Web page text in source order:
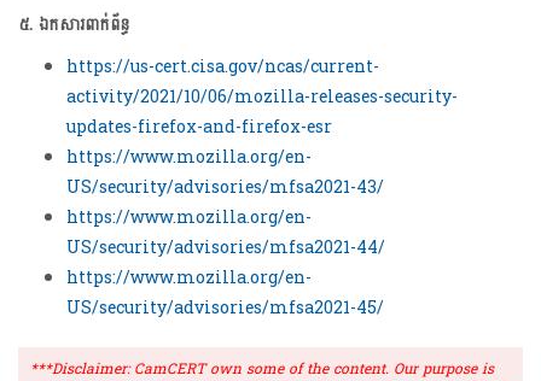
៥. ឯកសារពាក់ព័ន្ធ
https://us-cert.cisa.gov/ncas/current-
activity/2021/10/06/mozilla-releases-security-
updates-firefox-and-firefox-esr
https://www.mozilla.org/en-
US/security/advisories/mfsa2021-43/
https://www.mozilla.org/en-
US/security/advisories/mfsa2021-44/
https://www.mozilla.org/en-
US/security/advisories/mfsa2021-45/
***Disclaimer: CamCERT own some of the content. Our purpose is